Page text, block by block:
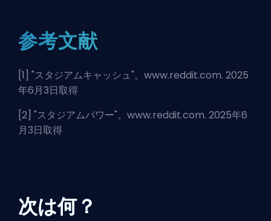
参考文献
[1] "スタジアムキャッシュ"。www.reddit.com. 2025
年6月3日取得
[2] "スタジアムパワー"。www.reddit.com. 2025年6
月3日取得
次は何？